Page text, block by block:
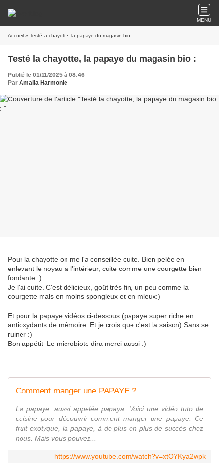
MENU
Accueil » Testé la chayotte, la papaye du magasin bio :
Testé la chayotte, la papaye du magasin bio :
Publié le 01/11/2025 à 08:46
Par Amalia Harmonie
Pour la chayotte on me l'a conseillée cuite. Bien pelée en
enlevant le noyau à l'intérieur, cuite comme une courgette bien
fondante :)
Je l'ai cuite. C'est délicieux, goût très fin, un peu comme la
courgette mais en moins spongieux et en mieux:)
Et pour la papaye vidéos ci-dessous (papaye super riche en
antioxydants de mémoire. Et je crois que c'est la saison) Sans se
ruiner :)
Bon appétit. Le microbiote dira merci aussi :)
Comment manger une PAPAYE ?
La papaye, aussi appelée papaya. Voici une vidéo tuto de
cuisine pour découvrir comment manger une papaye. Ce
fruit exotyque, la papaye, à de plus en plus de succès chez
nous. Mais vous pouvez...
https://www.youtube.com/watch?v=xtOYKya2wpk